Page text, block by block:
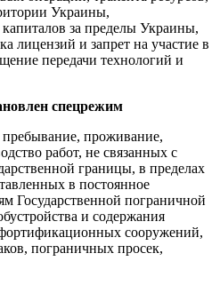
Украины,
за пределы Украины,
лицензий и запрет на участие в
передачи технологий и
спецрежим
пребывание, проживание,
работ, не связанных с
границы, в пределах
в постоянное
Государственной пограничной
и содержания
сооружений,
пограничных просек,